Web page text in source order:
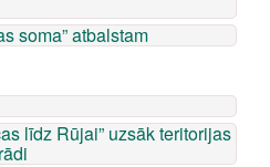
soma” atbalstam
līdz Rūjai” uzsāk teritorijas